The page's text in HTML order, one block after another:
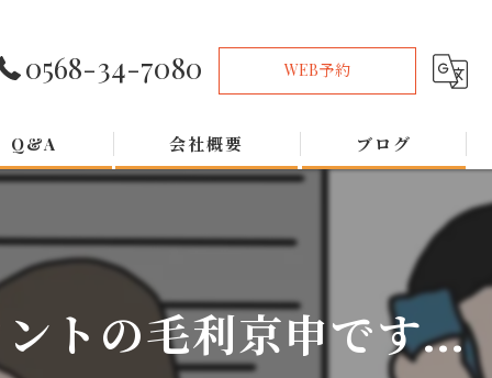
0568-34-7080 WEB予約
Q&A 会社概要 ブログ
トの毛利京申です...